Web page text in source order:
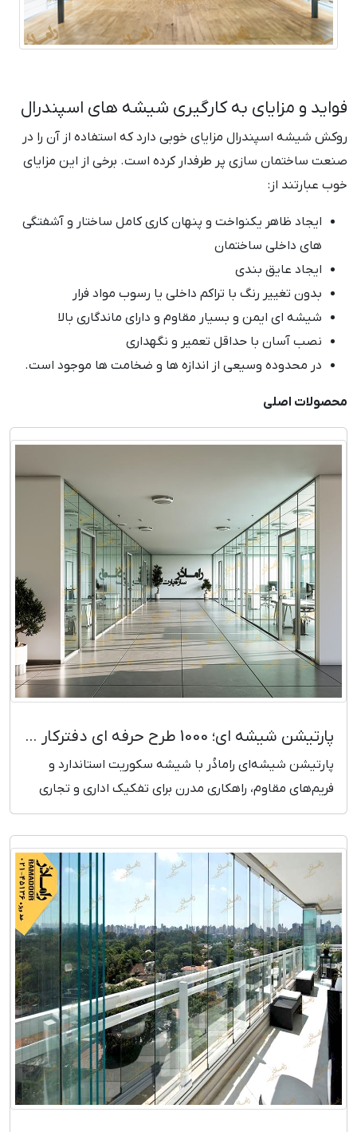
فواید و مزایای به کارگیری شیشه های اسپندرال
روکش شیشه اسپندرال مزایای خوبی دارد که استفاده از آن را در
صنعت ساختمان سازی پر طرفدار کرده است. برخی از این مزایای
خوب عبارتند از:
ایجاد ظاهر یکنواخت و پنهان کاری کامل ساختار و آشفتگی
های داخلی ساختمان
ایجاد عایق بندی
بدون تغییر رنگ با تراکم داخلی یا رسوب مواد فرار
شیشه ای ایمن و بسیار مقاوم و دارای ماندگاری بالا
نصب آسان با حداقل تعمیر و نگهداری
در محدوده وسیعی از اندازه ها و ضخامت ها موجود است.
محصولات اصلی
پارتیشن شیشه ای؛ 1000 طرح حرفه ای دفترکار (تحویل یک روزه)
پارتیشن شیشه‌ای رامادُر با شیشه سکوریت استاندارد و
فریم‌های مقاوم، راهکاری مدرن برای تفکیک اداری و تجاری
است. ارائه طرح تخصصی، اندازه‌گیری دقیق، نصب سریع و
گارانتی معتبر. مشاهده قیمت و ثبت سفارش.